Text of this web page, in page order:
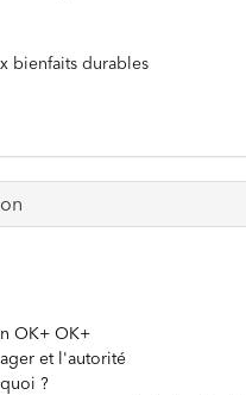
bienfaits durables
OK+ OK+
et l'autorité
?